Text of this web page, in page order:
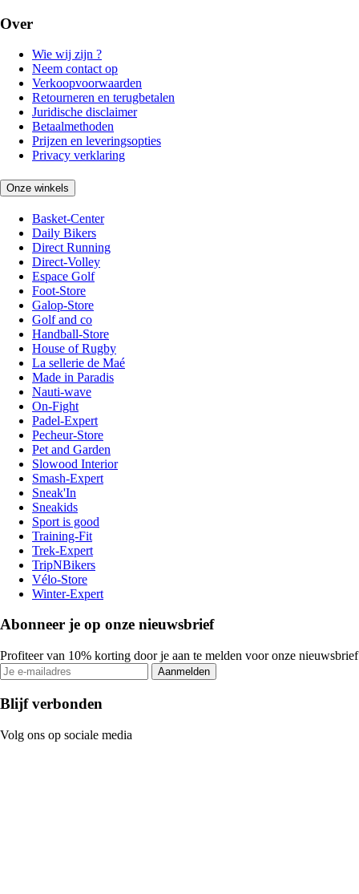
Over
Wie wij zijn ?
Neem contact op
Verkoopvoorwaarden
Retourneren en terugbetalen
Juridische disclaimer
Betaalmethoden
Prijzen en leveringsopties
Privacy verklaring
Onze winkels
Basket-Center
Daily Bikers
Direct Running
Direct-Volley
Espace Golf
Foot-Store
Galop-Store
Golf and co
Handball-Store
House of Rugby
La sellerie de Maé
Made in Paradis
Nauti-wave
On-Fight
Padel-Expert
Pecheur-Store
Pet and Garden
Slowood Interior
Smash-Expert
Sneak'In
Sneakids
Sport is good
Training-Fit
Trek-Expert
TripNBikers
Vélo-Store
Winter-Expert
Abonneer je op onze nieuwsbrief
Profiteer van 10% korting door je aan te melden voor onze nieuwsbrief
Aanmelden
Blijf verbonden
Volg ons op sociale media